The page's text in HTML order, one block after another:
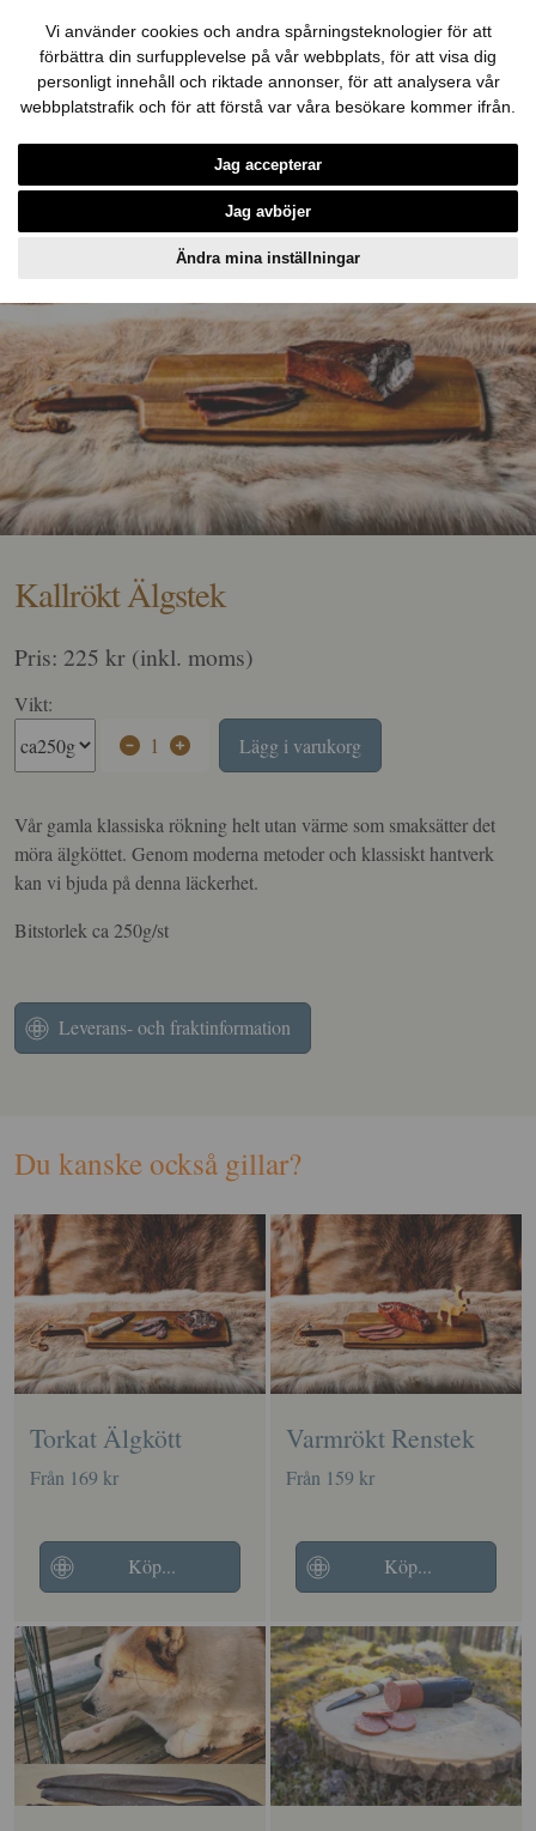
Vi använder cookies och andra spårningsteknologier för att
förbättra din surfupplevelse på vår webbplats, för att visa dig
personligt innehåll och riktade annonser, för att analysera vår
webbplatstrafik och för att förstå var våra besökare kommer ifrån.
Jag accepterar
Jag avböjer
Ändra mina inställningar
Hoppa till innehållet
Kallrökt Älgstek
Pris: 225 kr (inkl. moms)
Vikt:
1 Lägg i varukorg
Vår gamla klassiska rökning helt utan värme som smaksätter det
möra älgköttet. Genom moderna metoder och klassiskt hantverk
kan vi bjuda på denna läckerhet.
Bitstorlek ca 250g/st
Leverans- och fraktinformation
Du kanske också gillar?
Torkat Älgkött
Från 169 kr
Köp...
Varmrökt Renstek
Från 159 kr
Köp...